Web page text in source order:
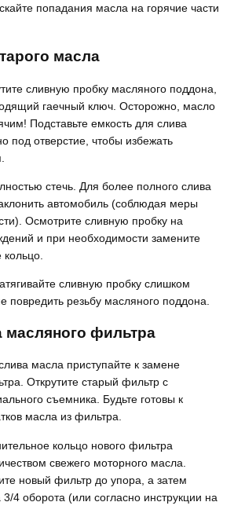
попадания масла на горячие части
масла
сливную пробку масляного поддона,
гаечный ключ. Осторожно, масло
Подставьте емкость для слива
под отверстие, чтобы избежать
стечь. Для более полного слива
автомобиль (соблюдая меры
Осмотрите сливную пробку на
и при необходимости замените
сливную пробку слишком
повредить резьбу масляного поддона.
масляного фильтра
масла приступайте к замене
Открутите старый фильтр с
съемника. Будьте готовы к
масла из фильтра.
кольцо нового фильтра
свежего моторного масла.
новый фильтр до упора, а затем
3/4 оборота (или согласно инструкции на